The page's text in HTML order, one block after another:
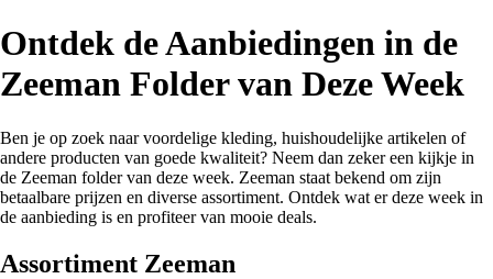
Ontdek de Aanbiedingen in de
Zeeman Folder van Deze Week
Ben je op zoek naar voordelige kleding, huishoudelijke artikelen of
andere producten van goede kwaliteit? Neem dan zeker een kijkje in
de Zeeman folder van deze week. Zeeman staat bekend om zijn
betaalbare prijzen en diverse assortiment. Ontdek wat er deze week in
de aanbieding is en profiteer van mooie deals.
Assortiment Zeeman